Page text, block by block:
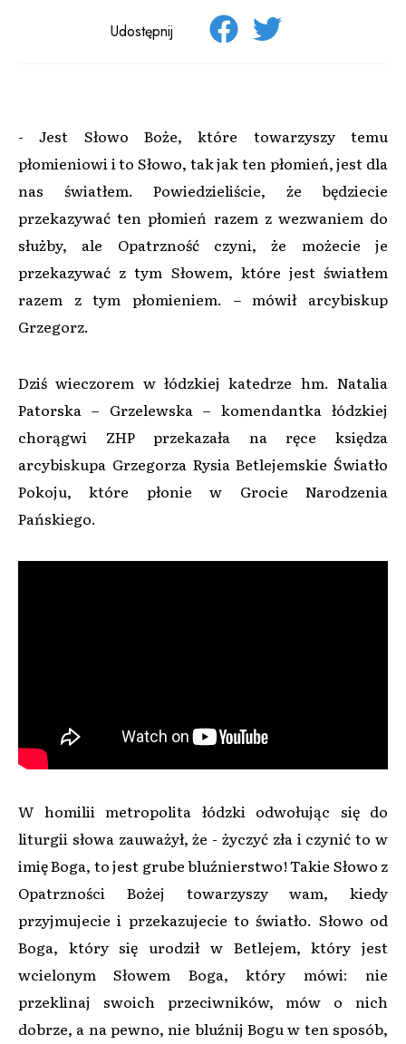
Udostępnij
- Jest Słowo Boże, które towarzyszy temu
płomieniowi i to Słowo, tak jak ten płomień, jest dla
nas światłem. Powiedzieliście, że będziecie
przekazywać ten płomień razem z wezwaniem do
służby, ale Opatrzność czyni, że możecie je
przekazywać z tym Słowem, które jest światłem
razem z tym płomieniem. – mówił arcybiskup
Grzegorz.
Dziś wieczorem w łódzkiej katedrze hm. Natalia
Patorska – Grzelewska – komendantka łódzkiej
chorągwi ZHP przekazała na ręce księdza
arcybiskupa Grzegorza Rysia Betlejemskie Światło
Pokoju, które płonie w Grocie Narodzenia
Pańskiego.
W homilii metropolita łódzki odwołując się do
liturgii słowa zauważył, że - życzyć zła i czynić to w
imię Boga, to jest grube bluźnierstwo! Takie Słowo z
Opatrzności Bożej towarzyszy wam, kiedy
przyjmujecie i przekazujecie to światło. Słowo od
Boga, który się urodził w Betlejem, który jest
wcielonym Słowem Boga, który mówi: nie
przeklinaj swoich przeciwników, mów o nich
dobrze, a na pewno, nie bluźnij Bogu w ten sposób,